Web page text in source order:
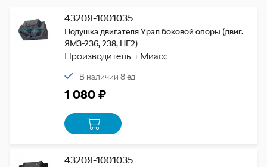
4320Я-1001035
Подушка двигателя Урал боковой опоры (двиг.
ЯМЗ-236, 238, НЕ2)
Производитель: г.Миасс
В наличии 8 ед
1 080 ₽
4320Я-1001035